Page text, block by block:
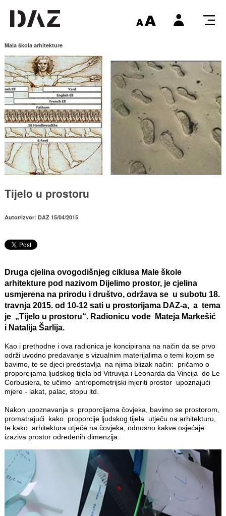
Mala škola arhitekture
Tijelo u prostoru
Autor/izvor: DAZ 15/04/2015
Druga cjelina ovogodišnjeg ciklusa Male škole
arhitekture pod nazivom Dijelimo prostor, je cjelina
usmjerena na prirodu i društvo, održava se u subotu 18.
travnja 2015. od 10-12 sati u prostorijama DAZ-a, a tema
je „Tijelo u prostoru“. Radionicu vode Mateja Markešić
i Natalija Šarlija.
Kao i prethodne i ova radionica je koncipirana na način da se prvo
održi uvodno predavanje s vizualnim materijalima o temi kojom se
bavimo, te se djeci predstavlja na njima blizak način: pričamo o
proporcijama ljudskog tijela od Vitruvija i Leonarda da Vincija do Le
Corbusiera, te učimo antropometrijski mjeriti prostor upoznajući
mjere - lakat, palac, stopu itd.
Nakon upoznavanja s proporcijama čovjeka, bavimo se prostorom,
promatrajući kako proporcije ljudskog tijela utječu na arhitekturu,
te kako arhitektura utječe na čovjeka, odnosno kakve osjećaje
izaziva prostor određenih dimenzija.